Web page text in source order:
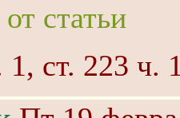
статьи
1, ст. 223 ч.